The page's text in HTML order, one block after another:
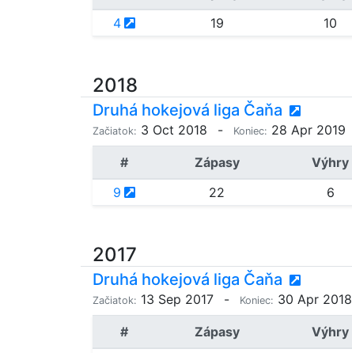
4
19 10
2018
Druhá hokejová liga Čaňa
Začiatok: 3 Oct 2018 - Koniec: 28 Apr 2019
# Zápasy Výhry
9
22 6
2017
Druhá hokejová liga Čaňa
Začiatok: 13 Sep 2017 - Koniec: 30 Apr 2018
# Zápasy Výhry